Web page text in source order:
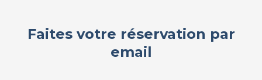
Faites votre réservation par
email